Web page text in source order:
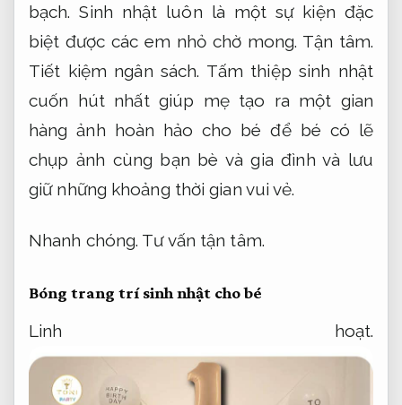
bạch. Sinh nhật luôn là một sự kiện đặc
biệt được các em nhỏ chờ mong. Tận tâm.
Tiết kiệm ngân sách. Tấm thiệp sinh nhật
cuốn hút nhất giúp mẹ tạo ra một gian
hàng ảnh hoàn hảo cho bé để bé có lẽ
chụp ảnh cùng bạn bè và gia đình và lưu
giữ những khoảng thời gian vui vẻ.
Nhanh chóng. Tư vấn tận tâm.
Bóng trang trí sinh nhật cho bé
Linh hoạt.